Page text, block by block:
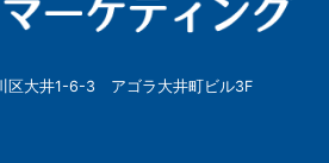
大井1-6-3 アゴラ大井町ビル3F